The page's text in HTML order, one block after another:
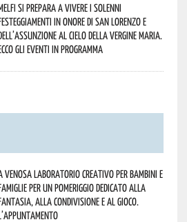
si prepara a vivere i solenni
in onore di San Lorenzo e
al cielo della Vergine Maria.
gli eventi in programma
Venosa laboratorio creativo per bambini e
per un pomeriggio dedicato alla
alla condivisione e al gioco.